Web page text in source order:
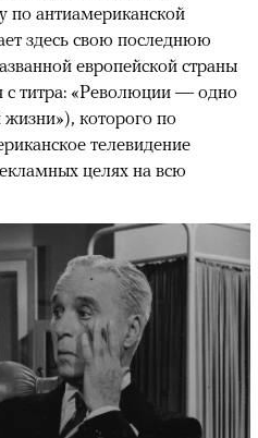
по антиамериканской
здесь свою последнюю
европейской страны
с титра: «Революции — одно
жизни»), которого по
телевидение
целях на всю